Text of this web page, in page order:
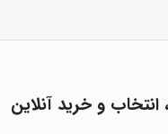
انتخاب و خرید آنلاین